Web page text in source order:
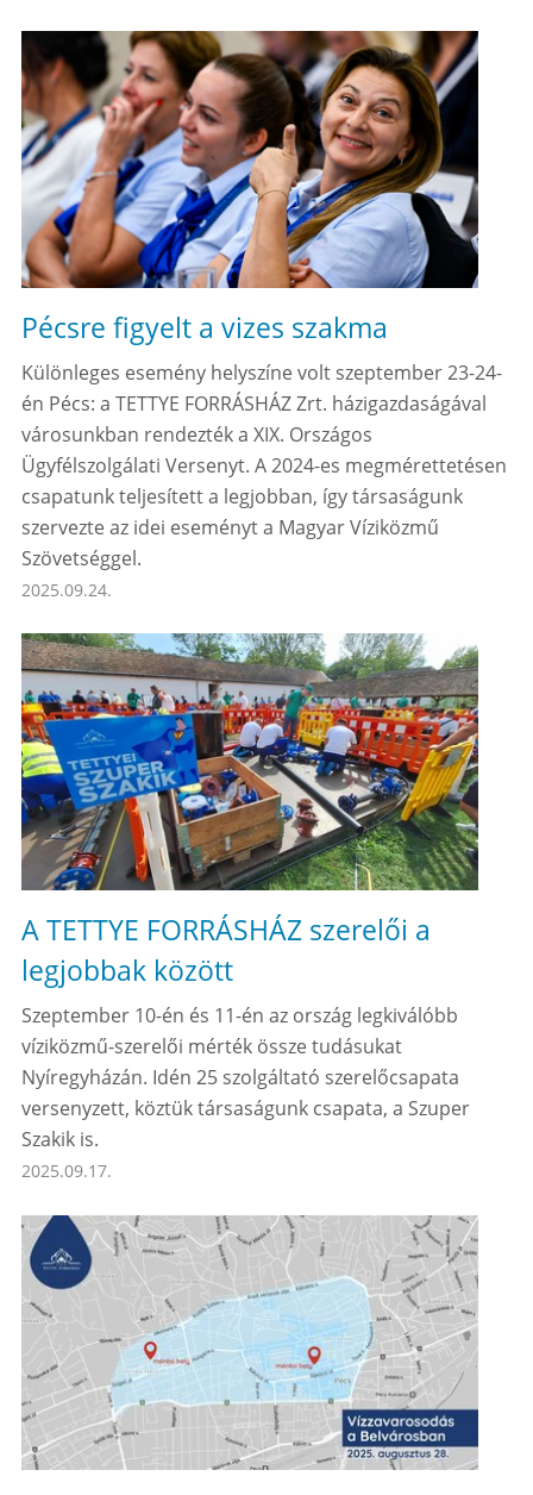
Pécsre figyelt a vizes szakma
Különleges esemény helyszíne volt szeptember 23-24-
én Pécs: a TETTYE FORRÁSHÁZ Zrt. házigazdaságával
városunkban rendezték a XIX. Országos
Ügyfélszolgálati Versenyt. A 2024-es megmérettetésen
csapatunk teljesített a legjobban, így társaságunk
szervezte az idei eseményt a Magyar Víziközmű
Szövetséggel.
2025.09.24.
A TETTYE FORRÁSHÁZ szerelői a
legjobbak között
Szeptember 10-én és 11-én az ország legkiválóbb
víziközmű-szerelői mérték össze tudásukat
Nyíregyházán. Idén 25 szolgáltató szerelőcsapata
versenyzett, köztük társaságunk csapata, a Szuper
Szakik is.
2025.09.17.